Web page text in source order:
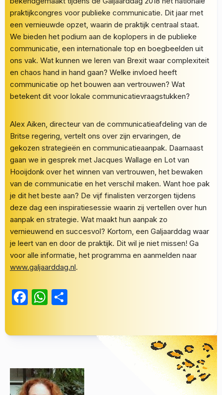
praktijkcongres voor publieke communicatie. Dit jaar met
een vernieuwde opzet, waarin de praktijk centraal staat.
We bieden het podium aan de koplopers in de publieke
communicatie, een internationale top en boegbeelden uit
ons vak. Wat kunnen we leren van Brexit waar complexiteit
en chaos hand in hand gaan? Welke invloed heeft
communicatie op het bouwen aan vertrouwen? Wat
betekent dit voor lokale communicatievraagstukken?
Alex Aiken, directeur van de communicatieafdeling van de
Britse regering, vertelt ons over zijn ervaringen, de
gekozen strategieën en communicatieaanpak. Daarnaast
gaan we in gesprek met Jacques Wallage en Lot van
Hooijdonk over het winnen van vertrouwen, het bewaken
van de communicatie en het verschil maken. Want hoe pak
je dit het beste aan? De vijf finalisten verzorgen tijdens
deze dag een inspiratiesessie waarin zij vertellen over hun
aanpak en strategie. Wat maakt hun aanpak zo
vernieuwend en succesvol? Kortom, een Galjaarddag waar
je leert van en door de praktijk. Dit wil je niet missen! Ga
voor alle informatie, het programma en aanmelden naar
www.galjaarddag.nl.
Facebook
WhatsApp